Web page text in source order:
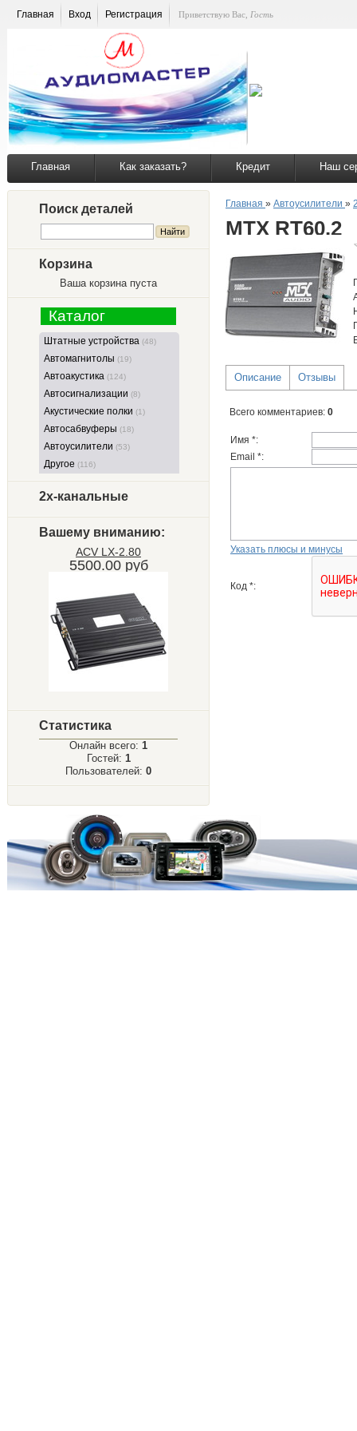
Главная Вход Регистрация Приветствую Вас Гость
Главная Как заказать? Кредит Наш
Поиск деталей
Корзина
Ваша корзина пуста
Каталог
Штатные устройства (48)
Автомагнитолы (19)
Автоакустика (124)
Автосигнализации (8)
Акустические полки (1)
Автосабвуферы (18)
Автоусилители (53)
Другое (116)
2х-канальные
Вашему вниманию:
ACV LX-2.80
5500.00 руб
Статистика
Онлайн всего: 1
Гостей: 1
Пользователей: 0
Главная » Автоусилители »
MTX RT60.2
Описание Отзывы
Всего комментариев: 0
Имя *:
Email *:
Указать плюсы и минусы
Код *: